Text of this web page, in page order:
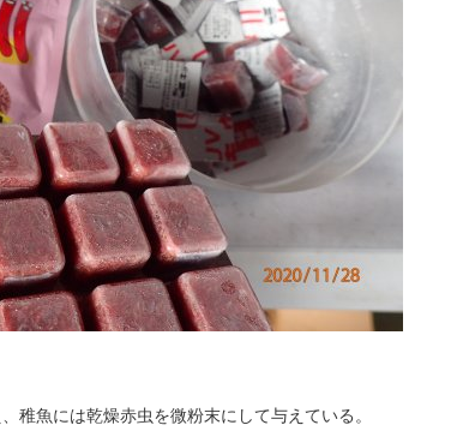
稚魚には乾燥赤虫を微粉末にして与えている。